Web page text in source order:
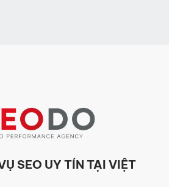
SEO UY TÍN TẠI VIỆT